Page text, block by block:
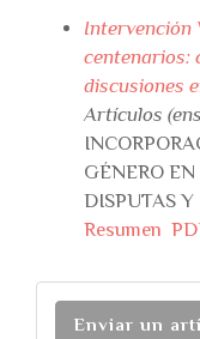
Intervención
centenarios:
discusiones
Artículos
GÉNERO
DISPUTAS Y
Resumen
Enviar un